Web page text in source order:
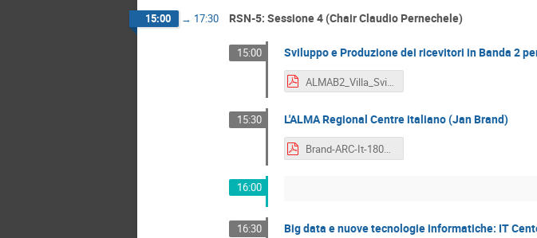
15:00 → 17:30 RSN-5: Sessione 4 (Chair Claudio Pernechele)
15:00 Sviluppo e Produzione dei ricevitori in Banda 2
ALMAB2_Villa_Sviluppo e Produzione dei ricevitori in Banda 2.pdf
15:30 L'ALMA Regional Centre italiano (Jan Brand)
Brand-ARC-It-180521.pdf
16:00
16:30 Big data e nuove tecnologie informatiche: IT